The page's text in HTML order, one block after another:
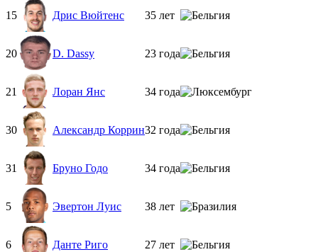
15 Дрис Вюйтенс 35 лет
20 D. Dassy 23 года
21 Лоран Янс 34 года
30 Александр Коррин32 года
31 Бруно Годо 34 года
5 Эвертон Луис 38 лет
6 Данте Риго 27 лет